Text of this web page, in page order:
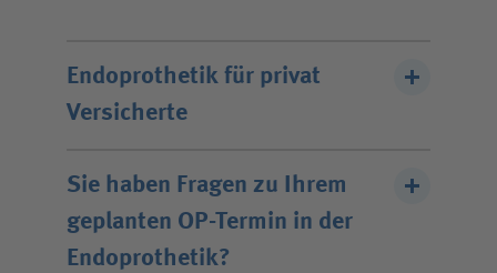
Bewerberin / Bewerber
Endoprothetik für privat
Versicherte
Dr. med. Michael Kremer
Wir bitten um Terminvereinbarung.
Tel.: 069 475-2872
Sie haben Fragen zu Ihrem
geplanten OP-Termin in der
Endoprothetik?